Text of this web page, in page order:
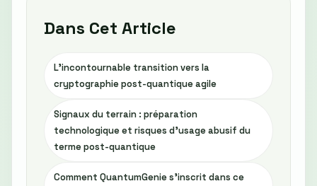
Dans Cet Article
L'incontournable transition vers la
cryptographie post-quantique agile
Signaux du terrain : préparation
technologique et risques d'usage abusif du
terme post-quantique
Comment QuantumGenie s’inscrit dans ce